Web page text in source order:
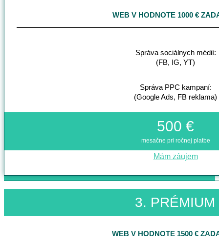
WEB V HODNOTE 1000 €
Správa sociálnych médií:
(FB, IG, YT)
Správa PPC kampaní:
(Google Ads, FB reklama)
500 €
mesačne pri ročnej platbe
Mám záujem
3. PRÉMIUM
WEB V HODNOTE 1500 €